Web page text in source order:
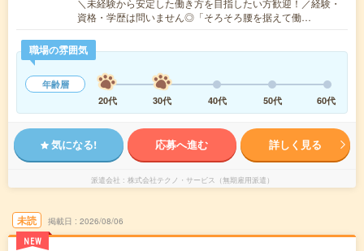
＼未経験から安定した働き方を目指したい方歓迎！／経験・
資格・学歴は問いません◎「そろそろ腰を据えて働…
職場の雰囲気
年齢層
20代
30代 40代 50代 60代
気になる! 応募へ進む 詳しく見る
派遣会社 株式会社テクノ・サービス（無期雇用派遣）
未読
NEW
掲載日 2026/08/06